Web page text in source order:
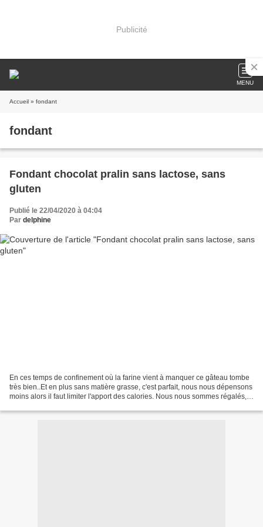
Publicité
MENU
Accueil » fondant
fondant
Fondant chocolat pralin sans lactose, sans
gluten
Publié le 22/04/2020 à 04:04
Par delphine
En ces temps de confinement où la farine vient à manquer ce gâteau tombe
très bien..Et en plus sans matière grasse, c'est parfait, nous nous dépensons
moins alors il faut limiter l'apport des calories. Nous nous sommes régalés,